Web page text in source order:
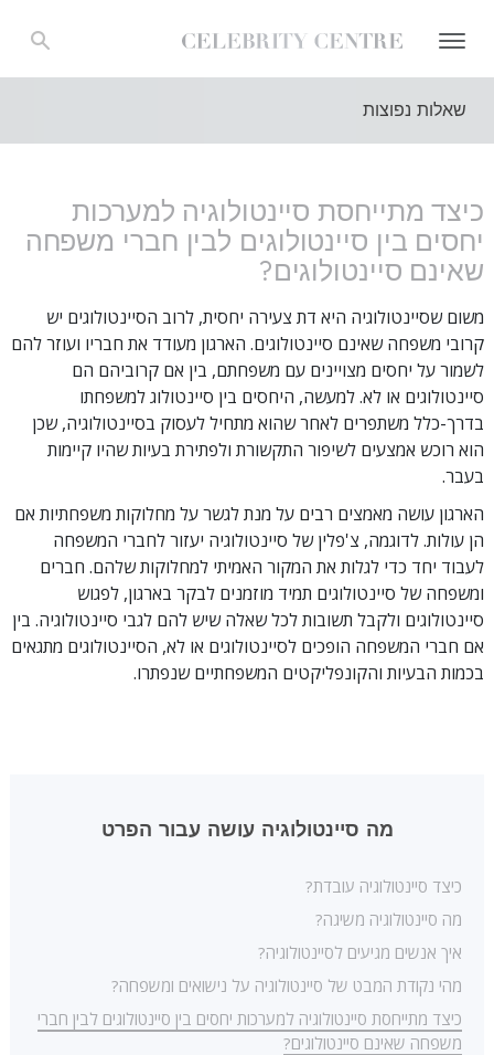
שאלות נפוצות
כיצד מתייחסת סיינטולוגיה למערכות
יחסים בין סיינטולוגים לבין חברי משפחה
שאינם סיינטולוגים?
משום שסיינטולוגיה היא דת צעירה יחסית, לרוב הסיינטולוגים יש
קרובי משפחה שאינם סיינטולוגים. הארגון מעודד את חבריו ועוזר להם
לשמור על יחסים מצויינים עם משפחתם, בין אם קרוביהם הם
סיינטולוגים או לא. למעשה, היחסים בין סיינטולוג למשפחתו
בדרך-כלל משתפרים לאחר שהוא מתחיל לעסוק בסיינטולוגיה, שכן
הוא רוכש אמצעים לשיפור התקשורת ולפתירת בעיות שהיו קיימות
בעבר.
הארגון עושה מאמצים רבים על מנת לגשר על מחלוקות משפחתיות אם
הן עולות. לדוגמה, צ'פלין של סיינטולוגיה יעזור לחברי המשפחה
לעבוד יחד כדי לגלות את המקור האמיתי למחלוקות שלהם. חברים
ומשפחה של סיינטולוגים תמיד מוזמנים לבקר בארגון, לפגוש
סיינטולוגים ולקבל תשובות לכל שאלה שיש להם לגבי סיינטולוגיה. בין
אם חברי המשפחה הופכים לסיינטולוגים או לא, הסיינטולוגים מתגאים
בכמות הבעיות והקונפליקטים המשפחתיים שנפתרו.
מה סיינטולוגיה עושה עבור הפרט
כיצד סיינטולוגיה עובדת?
מה סיינטולוגיה משיגה?
איך אנשים מגיעים לסיינטולוגיה?
מהי נקודת המבט של סיינטולוגיה על נישואים ומשפחה?
כיצד מתייחסת סיינטולוגיה למערכות יחסים בין סיינטולוגים לבין חברי
משפחה שאינם סיינטולוגים?